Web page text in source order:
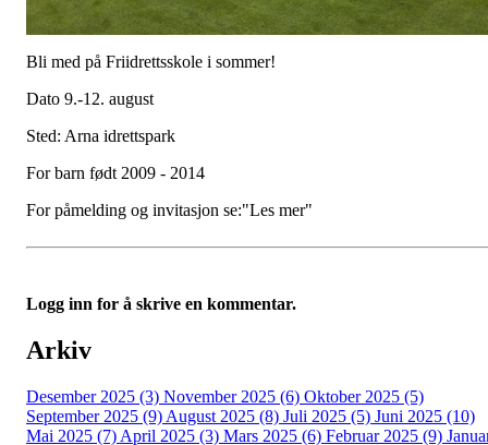
Bli med på Friidrettsskole i sommer!
Dato 9.-12. august
Sted: Arna idrettspark
For barn født 2009 - 2014
For påmelding og invitasjon se:"Les mer"
Logg inn for å skrive en kommentar.
Arkiv
Desember 2025 (3) November 2025 (6) Oktober 2025 (5)
September 2025 (9) August 2025 (8) Juli 2025 (5) Juni 2025 (10)
Mai 2025 (7) April 2025 (3) Mars 2025 (6) Februar 2025 (9)